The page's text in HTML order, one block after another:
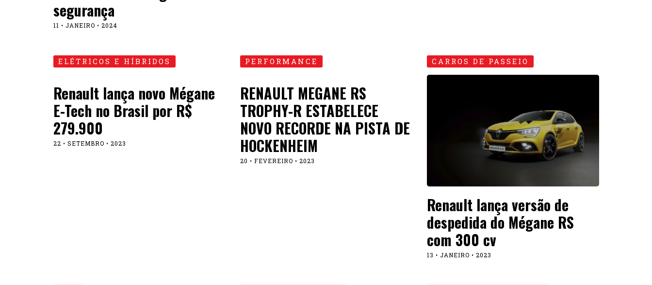
segurança
11 • JANEIRO • 2024
ELÉTRICOS E HÍBRIDOS
Renault lança novo Mégane
E-Tech no Brasil por R$
279.900
22 • SETEMBRO • 2023
PERFORMANCE
RENAULT MEGANE RS
TROPHY-R ESTABELECE
NOVO RECORDE NA PISTA DE
HOCKENHEIM
20 • FEVEREIRO • 2023
CARROS DE PASSEIO
Renault lança versão de
despedida do Mégane RS
com 300 cv
13 • JANEIRO • 2023